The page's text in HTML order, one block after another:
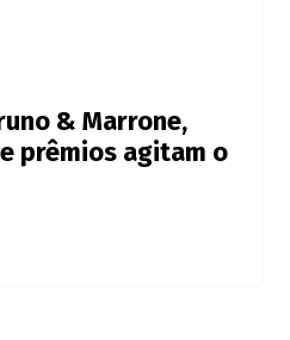
& Marrone,
prêmios agitam o